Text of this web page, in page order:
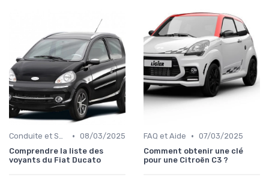
Conduite et Sécurité • 08/03/2025
Comprendre la liste des
voyants du Fiat Ducato
FAQ et Aide • 07/03/2025
Comment obtenir une clé
pour une Citroën C3 ?